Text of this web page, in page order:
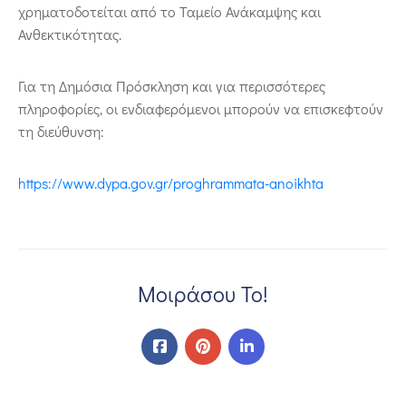
χρηματοδοτείται από το Ταμείο Ανάκαμψης και
Ανθεκτικότητας.
Για τη Δημόσια Πρόσκληση και για περισσότερες
πληροφορίες, οι ενδιαφερόμενοι μπορούν να επισκεφτούν
τη διεύθυνση:
https://www.dypa.gov.gr/proghrammata-anoikhta
Μοιράσου Το!